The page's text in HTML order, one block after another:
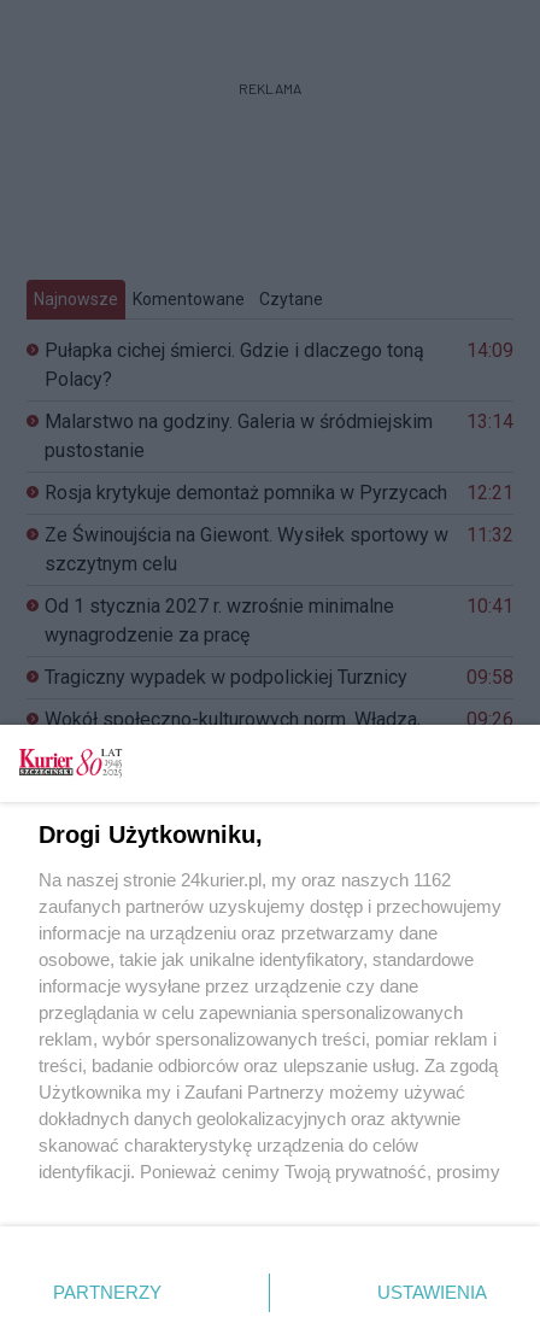
REKLAMA
Najnowsze Komentowane Czytane
Pułapka cichej śmierci. Gdzie i dlaczego toną
Polacy?
14:09
Malarstwo na godziny. Galeria w śródmiejskim
pustostanie
13:14
Rosja krytykuje demontaż pomnika w Pyrzycach
12:21
Ze Świnoujścia na Giewont. Wysiłek sportowy w
szczytnym celu
11:32
Od 1 stycznia 2027 r. wzrośnie minimalne
wynagrodzenie za pracę
10:41
Tragiczny wypadek w podpolickiej Turznicy
09:58
Wokół społeczno-kulturowych norm. Władza,
represja, intymność
09:26
rzeźnik” odzyskuje swój charakter
szczecińskiej onkologii dziecięcej
REKLAMA
Copyright © 2022 Kurier Szczeciński sp. z o.o.
Wszelkie prawa zastrzeżone
Drogi Użytkowniku,
Na naszej stronie 24kurier.pl, my oraz naszych 1162
zaufanych partnerów uzyskujemy dostęp i przechowujemy
informacje na urządzeniu oraz przetwarzamy dane
osobowe, takie jak unikalne identyfikatory, standardowe
informacje wysyłane przez urządzenie czy dane
przeglądania w celu zapewniania spersonalizowanych
reklam, wybór spersonalizowanych treści, pomiar reklam i
treści, badanie odbiorców oraz ulepszanie usług. Za zgodą
Użytkownika my i Zaufani Partnerzy możemy używać
dokładnych danych geolokalizacyjnych oraz aktywnie
skanować charakterystykę urządzenia do celów
identyfikacji. Ponieważ cenimy Twoją prywatność, prosimy
prywatności znajdujący się w lewym dolnym rogu strony
. Niektóre rodzaje przetwarzania danych nie wymagają
PARTNERZY USTAWIENIA